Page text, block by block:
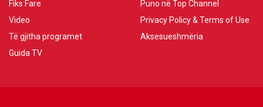
Fiks Fare
Video
Të gjitha programet
Guida TV
Puno në Top Channel
Privacy Policy & Terms of Use
Aksesueshmëria